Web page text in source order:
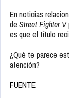
En noticias
de Street Fighter V
es que el título
¿Qué te parece
atención?
FUENTE